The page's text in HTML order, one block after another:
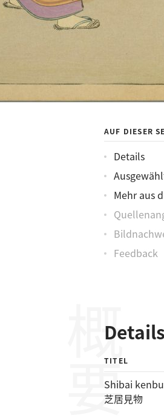
AUF DIESER
Details
Mehr aus
Feedback
Details
概要
TITEL
Shibai
芝居見物